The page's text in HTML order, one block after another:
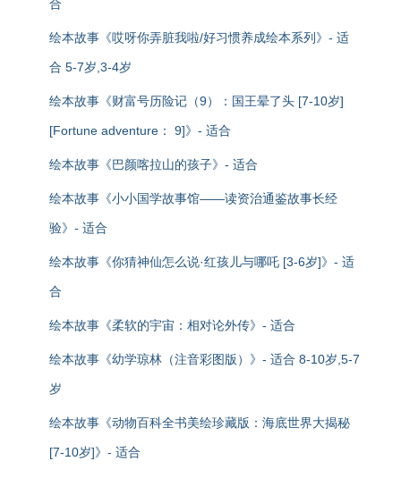
合
绘本故事《哎呀你弄脏我啦/好习惯养成绘本系列》- 适
合 5-7岁,3-4岁
绘本故事《财富号历险记（9）：国王晕了头 [7-10岁]
[Fortune adventure： 9]》- 适合
绘本故事《巴颜喀拉山的孩子》- 适合
绘本故事《小小国学故事馆——读资治通鉴故事长经
验》- 适合
绘本故事《你猜神仙怎么说·红孩儿与哪吒 [3-6岁]》- 适
合
绘本故事《柔软的宇宙：相对论外传》- 适合
绘本故事《幼学琼林（注音彩图版）》- 适合 8-10岁,5-7
岁
绘本故事《动物百科全书美绘珍藏版：海底世界大揭秘
[7-10岁]》- 适合